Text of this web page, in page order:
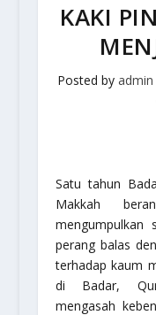
KAKI
Posted byadmin
Satu tahun
Makkah
mengumpulkan
perang balas
terhadap kaum
di Badar,
mengasah